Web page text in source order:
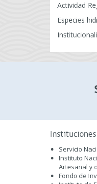
Actividad
Especies
Servicio
Instituto
Artesanal y
Fondo de